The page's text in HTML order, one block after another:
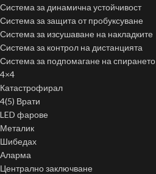
Система за динамична устойчивост
Система за защита от пробуксуване
Система за изсушаване на накладките
Система за контрол на дистанцията
Система за подпомагане на спирането
4×4
Катастрофирал
4(5) Врати
LED фарове
Металик
Шибедах
Аларма
Централно заключване